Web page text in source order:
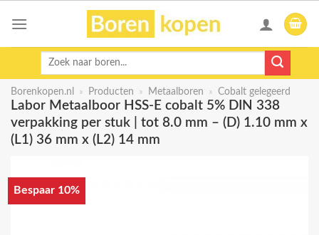
Zoeken
Borenkopen.nl » Producten » Metaalboren » Cobalt gelegeerd
Labor Metaalboor HSS-E cobalt 5% DIN 338
verpakking per stuk | tot 8.0 mm – (D) 1.10 mm x
(L1) 36 mm x (L2) 14 mm
Bespaar 10%